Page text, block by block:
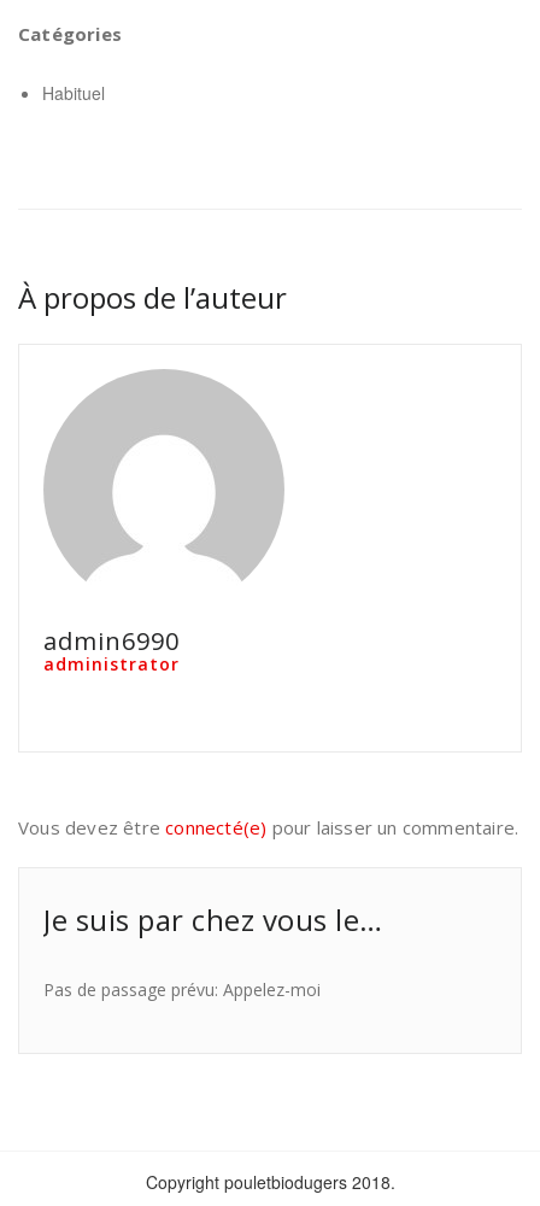
Catégories
Habituel
À propos de l’auteur
admin6990
administrator
Vous devez êtreconnecté(e) pour laisser un commentaire.
Je suis par chez vous le…
Pas de passage prévu: Appelez-moi
Copyright pouletbiodugers 2018.